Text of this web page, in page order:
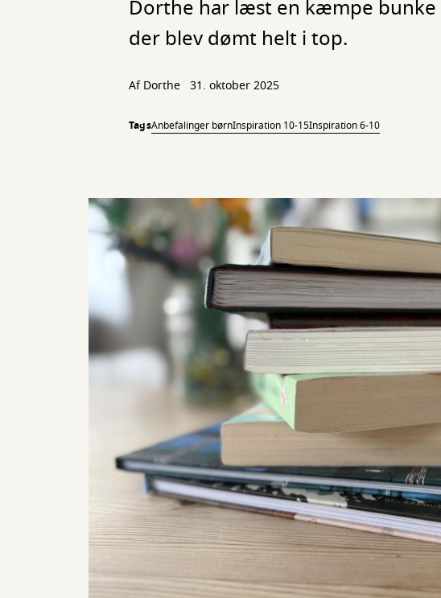
Dorthe har læst en kæmpe
der blev dømt helt i top.
Af Dorthe 31. oktober 2025
TagsAnbefalinger børnInspiration 10-15Inspiration 6-10